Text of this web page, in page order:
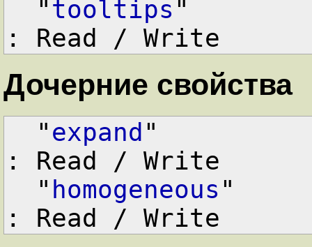
  "
tooltips
: Read / Write
Дочерние свойства
  "
expand
: Read / Write
  "
homogeneous
: Read / Write